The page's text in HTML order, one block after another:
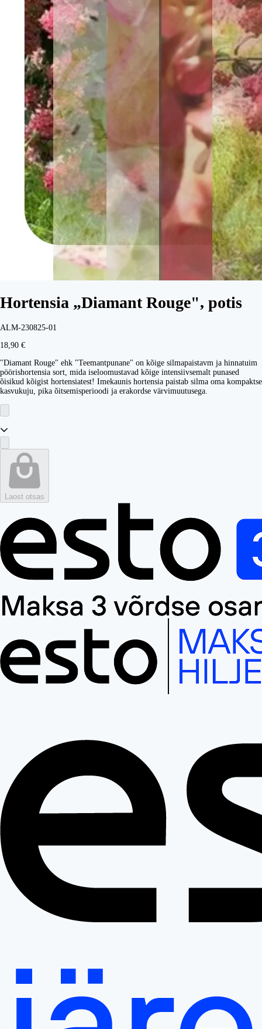
Hortensia „Diamant Rouge", potis
ALM-230825-01
18,90 €
"Diamant Rouge" ehk "Teemantpunane" on kõige silmapaistavm ja hinnatuim
pöörishortensia sort, mida iseloomustavad kõige intensiivsemalt punased
õisikud kõigist hortensiatest! Imekaunis hortensia paistab silma oma kompaktse
kasvukuju, pika õitsemisperioodi ja erakordse värvimuutusega.
Laost otsas